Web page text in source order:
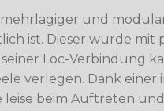
mehrlagiger und
ist. Dieser wurde
Loc-Verbindung
verlegen. Dank
leise beim Auftreten